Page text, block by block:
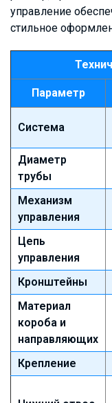
управление
стильное
Параметр
Система
Диаметр
трубы
Механизм
управления
Цепь
управления
Кронштейны
Материал
короба и
направляющих
Крепление